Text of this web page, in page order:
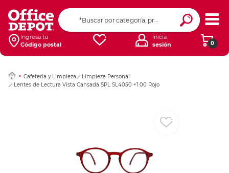
Ingresa tu
Código postal
0
Inicia
sesión
Cafetería y Limpieza
Limpieza Personal
Lentes de Lectura Vista Cansada SPL SL4050 +1.00 Rojo
Ingresar Codigo